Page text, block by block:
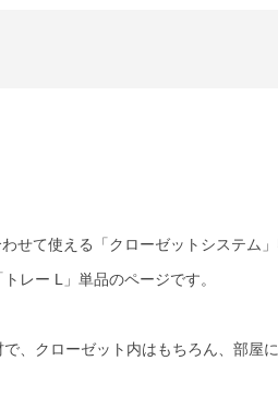
せて使える「クローゼットシステム」
レー L」単品のページです。
、クローゼット内はもちろん、部屋